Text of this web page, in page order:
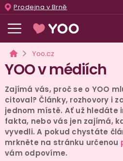
Přejít
na
obsah
Prodejna v Brně
DomůYoo.cz
YOO v médiích
Zajímá vás, proč se o YOO
citoval? Články, rozhovory i
jednom místě. Ať už hledáte
fakta, nebo vás jen zajímá,
vyvedli. A pokud chystáte
mrkněte na stránku určenou
vám odpovíme.